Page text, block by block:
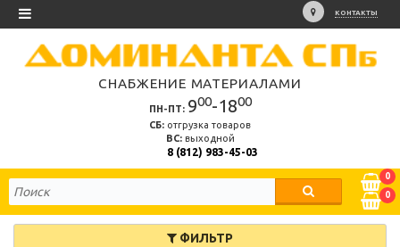
КОНТАКТЫ
СНАБЖЕНИЕ МАТЕРИАЛАМИ
ПН-ПТ: 900-1800
СБ: отгрузка товаров
ВС:выходной
8 (812) 983-45-03
0
0
ФИЛЬТР